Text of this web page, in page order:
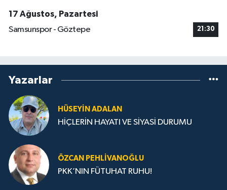
17 Ağustos, Pazartesi
Samsunspor - Göztepe
21:30
Yazarlar
HÜSEYIN ADALAN
HİÇLERİN HAYATI VE SİYASİ DURUMU
ÖZCAN PEHLIVANOĞLU
PKK’NIN FÜTUHAT RUHU!